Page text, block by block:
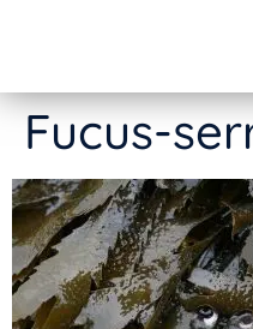
Fucus-